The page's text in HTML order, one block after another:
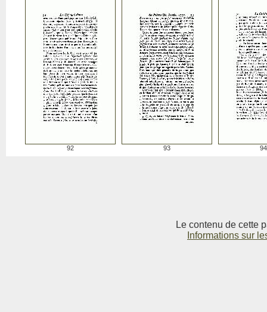
92 93 94
Le contenu de cette
Informations sur